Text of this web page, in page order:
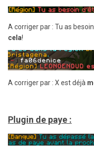
A corriger par : Tu as
cela!
A corriger par : X est déjà
Plugin de paye :